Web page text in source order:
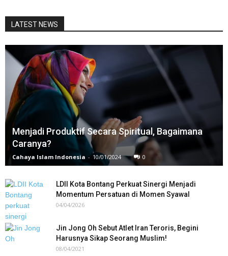
LATEST NEWS
Menjadi Produktif Secara Spiritual, Bagaimana
Caranya?
Cahaya Islam Indonesia - 10/01/2024 0
LDII Kota Bontang Perkuat Sinergi Menjadi
Momentum Persatuan di Momen Syawal
04/04/2026
Jin Jong Oh Sebut Atlet Iran Teroris, Begini
Harusnya Sikap Seorang Muslim!
08/04/2021